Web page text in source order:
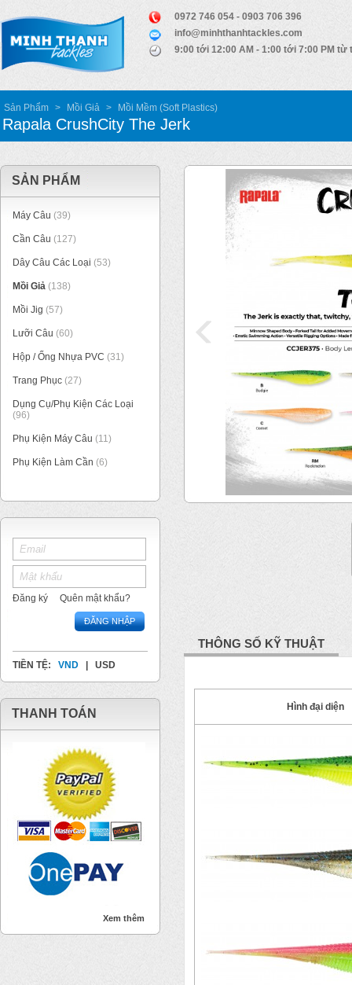
0972 746 054 - 0903 706 396
info@minhthanhtackles.com
9:00 tới 12:00 AM - 1:00 tới 7:00 PM từ
Sản Phẩm > Mồi Giả > Mồi Mềm (Soft Plastics)
Rapala CrushCity The Jerk
SẢN PHẨM
Máy Câu (39)
Cần Câu (127)
Dây Câu Các Loại (53)
Mồi Giả (138)
Mồi Jig (57)
Lưỡi Câu (60)
Hộp / Ống Nhựa PVC (31)
Trang Phục (27)
Dụng Cụ/Phụ Kiện Các Loại
(96)
Phụ Kiện Máy Câu (11)
Phụ Kiện Làm Cần (6)
Đăng ký Quên mật khẩu?
ĐĂNG NHẬP
TIỀN TỆ: VND USD
THANH TOÁN
Xem thêm
THÔNG SỐ KỸ THUẬT
Hình đại diện